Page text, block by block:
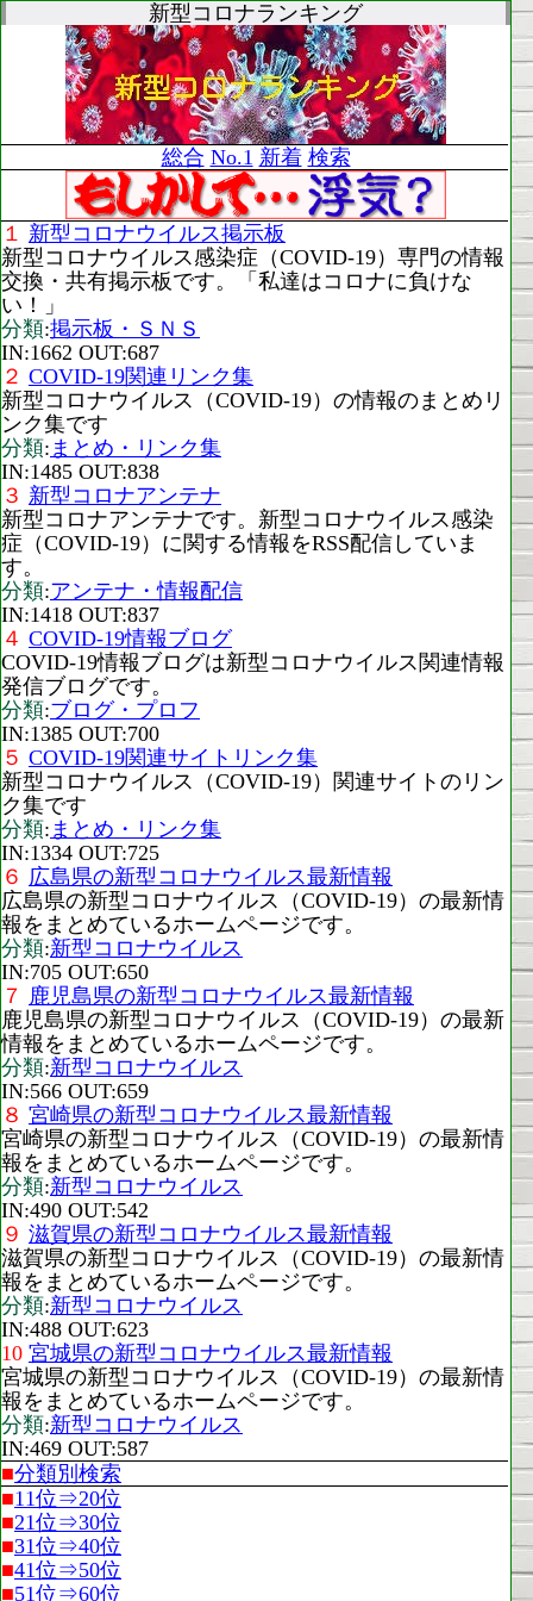
新型コロナランキング
総合 No.1 新着 検索
１ 新型コロナウイルス掲示板
新型コロナウイルス感染症（COVID-19）専門の情報
交換・共有掲示板です。「私達はコロナに負けな
い！」
分類:掲示板・ＳＮＳ
IN:1662 OUT:687
２ COVID-19関連リンク集
新型コロナウイルス（COVID-19）の情報のまとめリ
ンク集です
分類: まとめ・リンク集
IN:1485 OUT:838
３ 新型コロナアンテナ
新型コロナアンテナです。新型コロナウイルス感染
症（COVID-19）に関する情報をRSS配信していま
す。
分類:アンテナ・情報配信
IN:1418 OUT:837
４ COVID-19情報ブログ
COVID-19情報ブログは新型コロナウイルス関連情報
発信ブログです。
分類:ブログ・プロフ
IN:1385 OUT:700
５ COVID-19関連サイトリンク集
新型コロナウイルス（COVID-19）関連サイトのリン
ク集です
分類: まとめ・リンク集
IN:1334 OUT:725
６ 広島県の新型コロナウイルス最新情報
広島県の新型コロナウイルス（COVID-19）の最新情
報をまとめているホームページです。
分類:新型コロナウイルス
IN:705 OUT:650
７ 鹿児島県の新型コロナウイルス最新情報
鹿児島県の新型コロナウイルス（COVID-19）の最新
情報をまとめているホームページです。
分類:新型コロナウイルス
IN:566 OUT:659
８ 宮崎県の新型コロナウイルス最新情報
宮崎県の新型コロナウイルス（COVID-19）の最新情
報をまとめているホームページです。
分類:新型コロナウイルス
IN:490 OUT:542
９ 滋賀県の新型コロナウイルス最新情報
滋賀県の新型コロナウイルス（COVID-19）の最新情
報をまとめているホームページです。
分類:新型コロナウイルス
IN:488 OUT:623
10 宮城県の新型コロナウイルス最新情報
宮城県の新型コロナウイルス（COVID-19）の最新情
報をまとめているホームページです。
分類:新型コロナウイルス
IN:469 OUT:587
■分類別検索
■11位⇒20位
■21位⇒30位
■31位⇒40位
■41位⇒50位
■51位⇒60位